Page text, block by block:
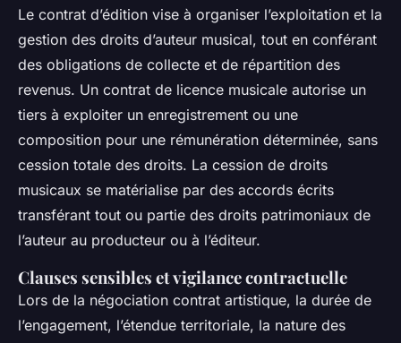
Le contrat d’édition vise à organiser l’exploitation et la
gestion des droits d’auteur musical, tout en conférant
des obligations de collecte et de répartition des
revenus. Un contrat de licence musicale autorise un
tiers à exploiter un enregistrement ou une
composition pour une rémunération déterminée, sans
cession totale des droits. La cession de droits
musicaux se matérialise par des accords écrits
transférant tout ou partie des droits patrimoniaux de
l’auteur au producteur ou à l’éditeur.
Clauses sensibles et vigilance contractuelle
Lors de la négociation contrat artistique, la durée de
l’engagement, l’étendue territoriale, la nature des